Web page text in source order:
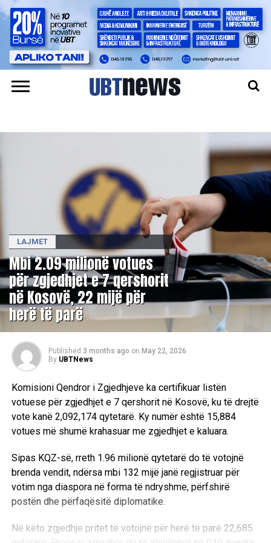
LAJMET
Mbi 2.09 milionë votues
për zgjedhjet e 7 qershorit
në Kosovë, 22 mijë për
herë të parë
Published 3 months ago on May 22, 2026
By UBTNews
Komisioni Qendror i Zgjedhjeve ka certifikuar listën
votuese për zgjedhjet e 7 qershorit në Kosovë, ku të drejtë
vote kanë 2,092,174 qytetarë. Ky numër është 15,884
votues më shumë krahasuar me zgjedhjet e kaluara.
Sipas KQZ-së, rreth 1.96 milionë qytetarë do të votojnë
brenda vendit, ndërsa mbi 132 mijë janë regjistruar për
votim nga diaspora në forma të ndryshme, përfshirë
postën dhe përfaqësitë diplomatike.
Në këto zgjedhje pritet të votojnë për herë të parë 22,685